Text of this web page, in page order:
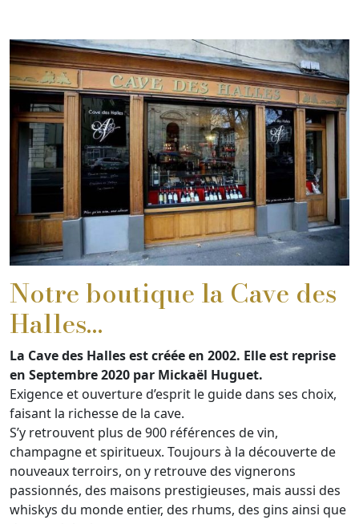
Notre boutique la Cave des
Halles…
La Cave des Halles est créée en 2002. Elle est reprise
en Septembre 2020 par Mickaël Huguet.
Exigence et ouverture d’esprit le guide dans ses choix,
faisant la richesse de la cave.
S’y retrouvent plus de 900 références de vin,
champagne et spiritueux. Toujours à la découverte de
nouveaux terroirs, on y retrouve des vignerons
passionnés, des maisons prestigieuses, mais aussi des
whiskys du monde entier, des rhums, des gins ainsi que